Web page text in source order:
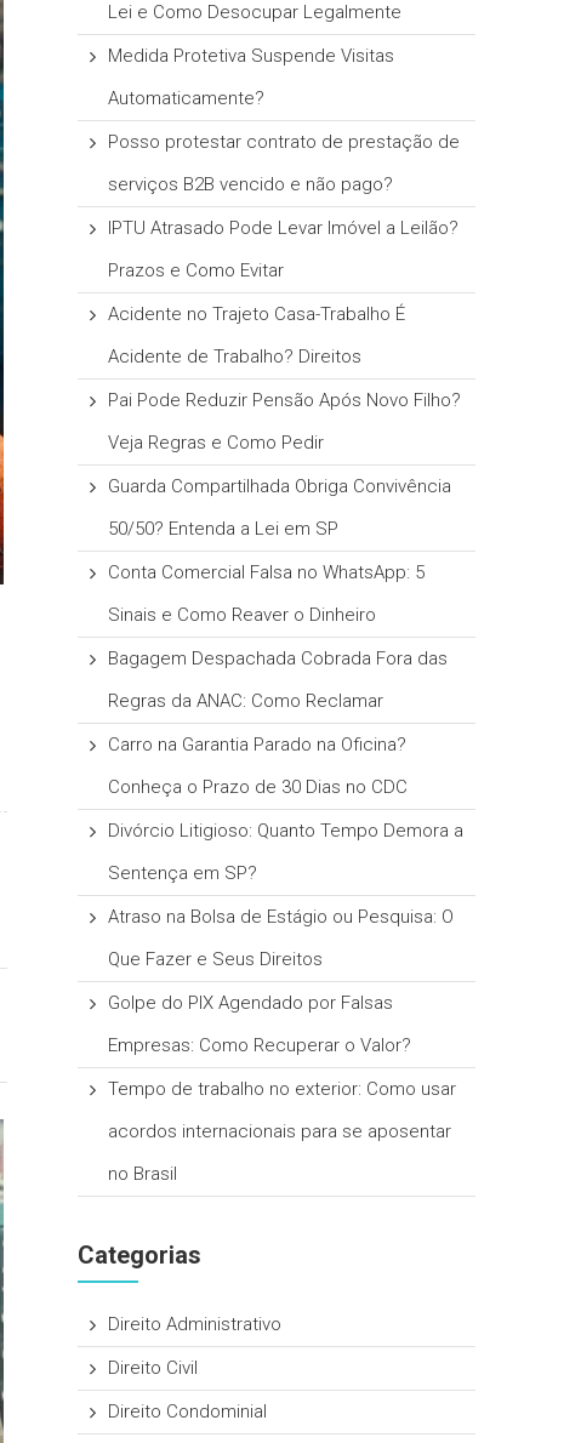
Lei e Como Desocupar Legalmente
Medida Protetiva Suspende Visitas
Automaticamente?
Posso protestar contrato de prestação de
serviços B2B vencido e não pago?
IPTU Atrasado Pode Levar Imóvel a Leilão?
Prazos e Como Evitar
Acidente no Trajeto Casa-Trabalho É
Acidente de Trabalho? Direitos
Pai Pode Reduzir Pensão Após Novo Filho?
Veja Regras e Como Pedir
Guarda Compartilhada Obriga Convivência
50/50? Entenda a Lei em SP
Conta Comercial Falsa no WhatsApp: 5
Sinais e Como Reaver o Dinheiro
Bagagem Despachada Cobrada Fora das
Regras da ANAC: Como Reclamar
Carro na Garantia Parado na Oficina?
Conheça o Prazo de 30 Dias no CDC
Divórcio Litigioso: Quanto Tempo Demora a
Sentença em SP?
Atraso na Bolsa de Estágio ou Pesquisa: O
Que Fazer e Seus Direitos
Golpe do PIX Agendado por Falsas
Empresas: Como Recuperar o Valor?
Tempo de trabalho no exterior: Como usar
acordos internacionais para se aposentar
no Brasil
Categorias
Direito Administrativo
Direito Civil
Direito Condominial